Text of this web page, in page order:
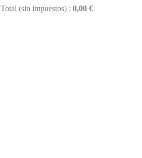
Total (sin impuestos) : 0,00 €